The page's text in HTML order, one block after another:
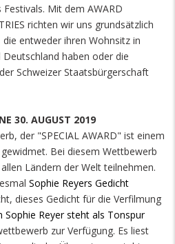
Mit dem AWARD
richten wir uns grundsätzlich
entweder ihren Wohnsitz in
haben oder die
Schweizer Staatsbürgerschaft
30. AUGUST 2019
der "SPECIAL AWARD" ist einem
Bei diesem Wettbewerb
Ländern der Welt teilnehmen.
Sophie Reyers Gedicht
dieses Gedicht für die Verfilmung
Sophie Reyer steht als Tonspur
zur Verfügung. Es liest